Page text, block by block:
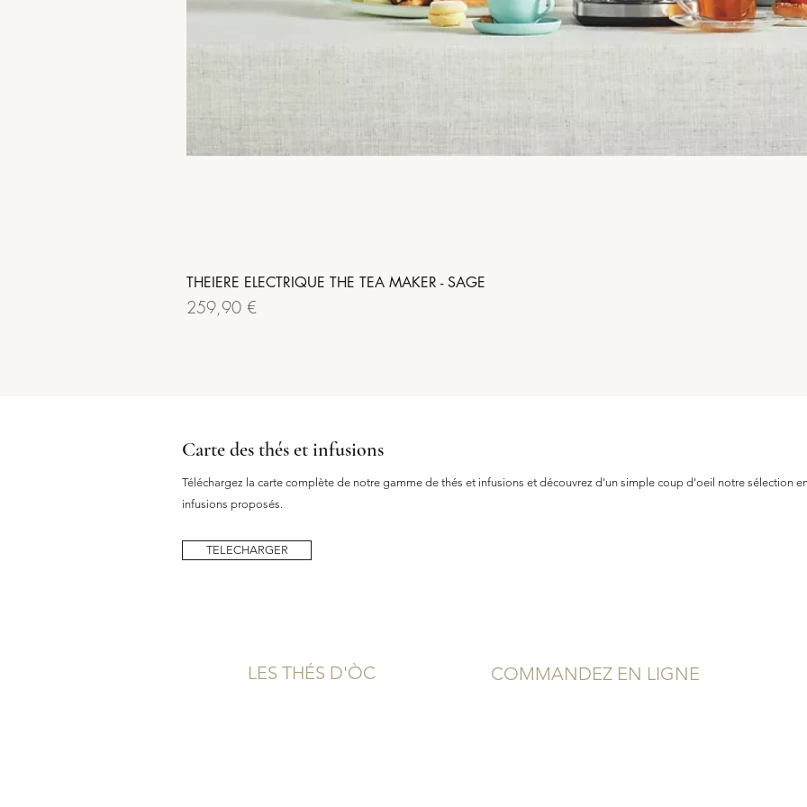
THEIERE ELECTRIQUE THE TEA MAKER - SAGE
Prix
259,90 €
Carte des thés et infusions
Téléchargez la carte complète de notre gamme de thés et infusions et découvrez d'un simple coup d'oeil notre sélection
infusions proposés.
TELECHARGER
LES THÉS D'ÒC COMMANDEZ EN LIGNE